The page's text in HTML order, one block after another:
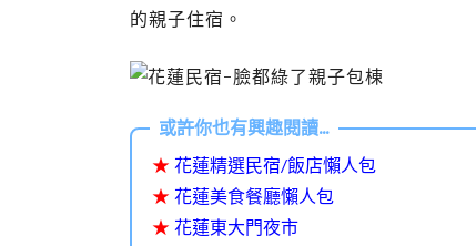
的親子住宿。
★ 花蓮精選民宿/飯店懶人包
★ 花蓮美食餐廳懶人包
★ 花蓮東大門夜市